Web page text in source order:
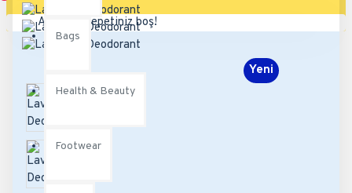
Bags
Health & Beauty
Footwear
Alışveriş sepetiniz boş!
Yeni